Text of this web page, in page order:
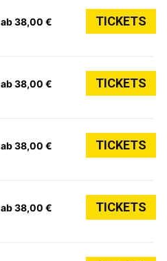
ab 38,00 € TICKETS
ab 38,00 € TICKETS
ab 38,00 € TICKETS
ab 38,00 € TICKETS